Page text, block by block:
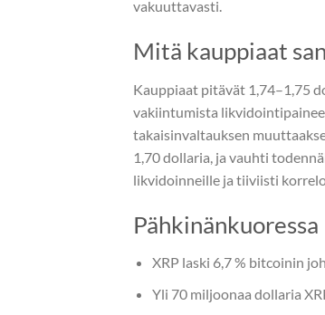
vakuuttavasti.
Mitä kauppiaat
Kauppiaat pitävät 1,74–1,75
vakiintumista
takaisinvaltauksen
1,70 dollaria, ja vauhti
likvidoinneille ja tiiviisti
Pähkinänkuoressa
XRP laski 6,7 % bitcoinin
Yli 70 miljoonaa dollaria